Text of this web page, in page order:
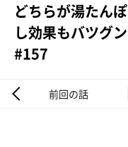
どちらが湯たん
し効果もバツグ
#157
前回の話